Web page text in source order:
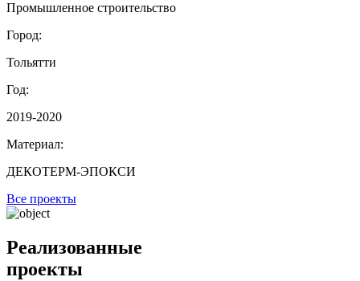
Промышленное строительство
Город:
Тольятти
Год:
2019-2020
Материал:
ДЕКОТЕРМ-ЭПОКСИ
Все проекты
Реализованные
проекты